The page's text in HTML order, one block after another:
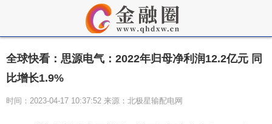
全球快看：思源电气：2022年归母净利润12.2亿元 同
比增长1.9%
时间：2023-04-17 10:37:52 来源：北极星输配电网